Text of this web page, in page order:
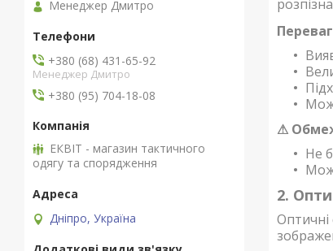
⚠
Не
2.
Оптичні
Менеджер Дмитро
+380 (68) 431-65-92
Менеджер Дмитро
+380 (95) 704-18-08
ЕКВІТ - магазин тактичного
одягу та спорядження
Дніпро, Україна